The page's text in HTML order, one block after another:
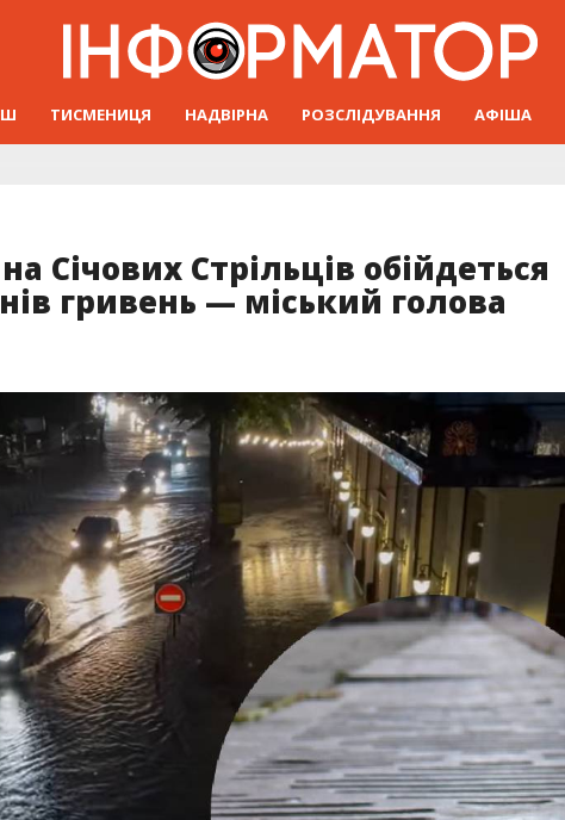
ТИСМЕНИЦЯ НАДВІРНА РОЗСЛІДУВАННЯ АФІША
Січових Стрільців обійдеться
гривень — міський голова